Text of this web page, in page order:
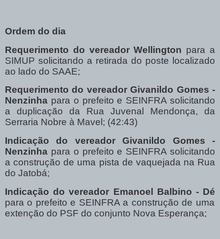
Ordem do dia
Requerimento do vereador Wellington para a
SIMUP solicitando a retirada do poste localizado
ao lado do SAAE;
Requerimento do vereador Givanildo Gomes -
Nenzinha para o prefeito e SEINFRA solicitando
a duplicação da Rua Juvenal Mendonça, da
Serraria Nobre à Mavel; (42:43)
Indicação do vereador Givanildo Gomes -
Nenzinha para o prefeito e SEINFRA solicitando
a construção de uma pista de vaquejada na Rua
do Jatobá;
Indicação do vereador Emanoel Balbino - Dé
para o prefeito e SEINFRA a construção de uma
extenção do PSF do conjunto Nova Esperança;